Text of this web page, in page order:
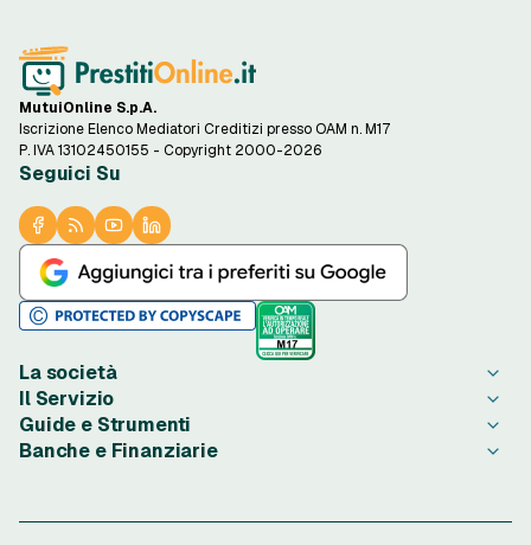
MutuiOnline S.p.A.
Iscrizione Elenco Mediatori Creditizi presso OAM n. M17
P. IVA 13102450155 - Copyright 2000-2026
Seguici Su
La società
Chi è PrestitiOnline.it
Contatta PrestitiOnline.it
Opinioni degli Utenti
Rassegna Stampa
Il Servizio
Come Funziona
Condizioni di Utilizzo
Preferenze Cookie
Guide e Strumenti
Guide Prestiti
Finalità Prestiti
Banche e Finanziarie
BNL